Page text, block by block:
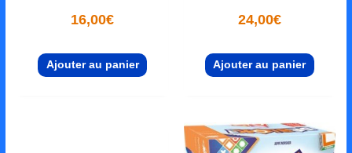
16,00€
Ajouter au panier
24,00€
Ajouter au panier